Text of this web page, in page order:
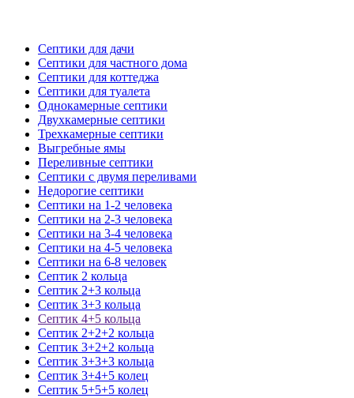
Септики для дачи
Септики для частного дома
Септики для коттеджа
Септики для туалета
Однокамерные септики
Двухкамерные септики
Трехкамерные септики
Выгребные ямы
Переливные септики
Септики с двумя переливами
Недорогие септики
Септики на 1-2 человека
Септики на 2-3 человека
Септики на 3-4 человека
Септики на 4-5 человека
Септики на 6-8 человек
Септик 2 кольца
Септик 2+3 кольца
Септик 3+3 кольца
Септик 4+5 кольца
Септик 2+2+2 кольца
Септик 3+2+2 кольца
Септик 3+3+3 кольца
Септик 3+4+5 колец
Септик 5+5+5 колец